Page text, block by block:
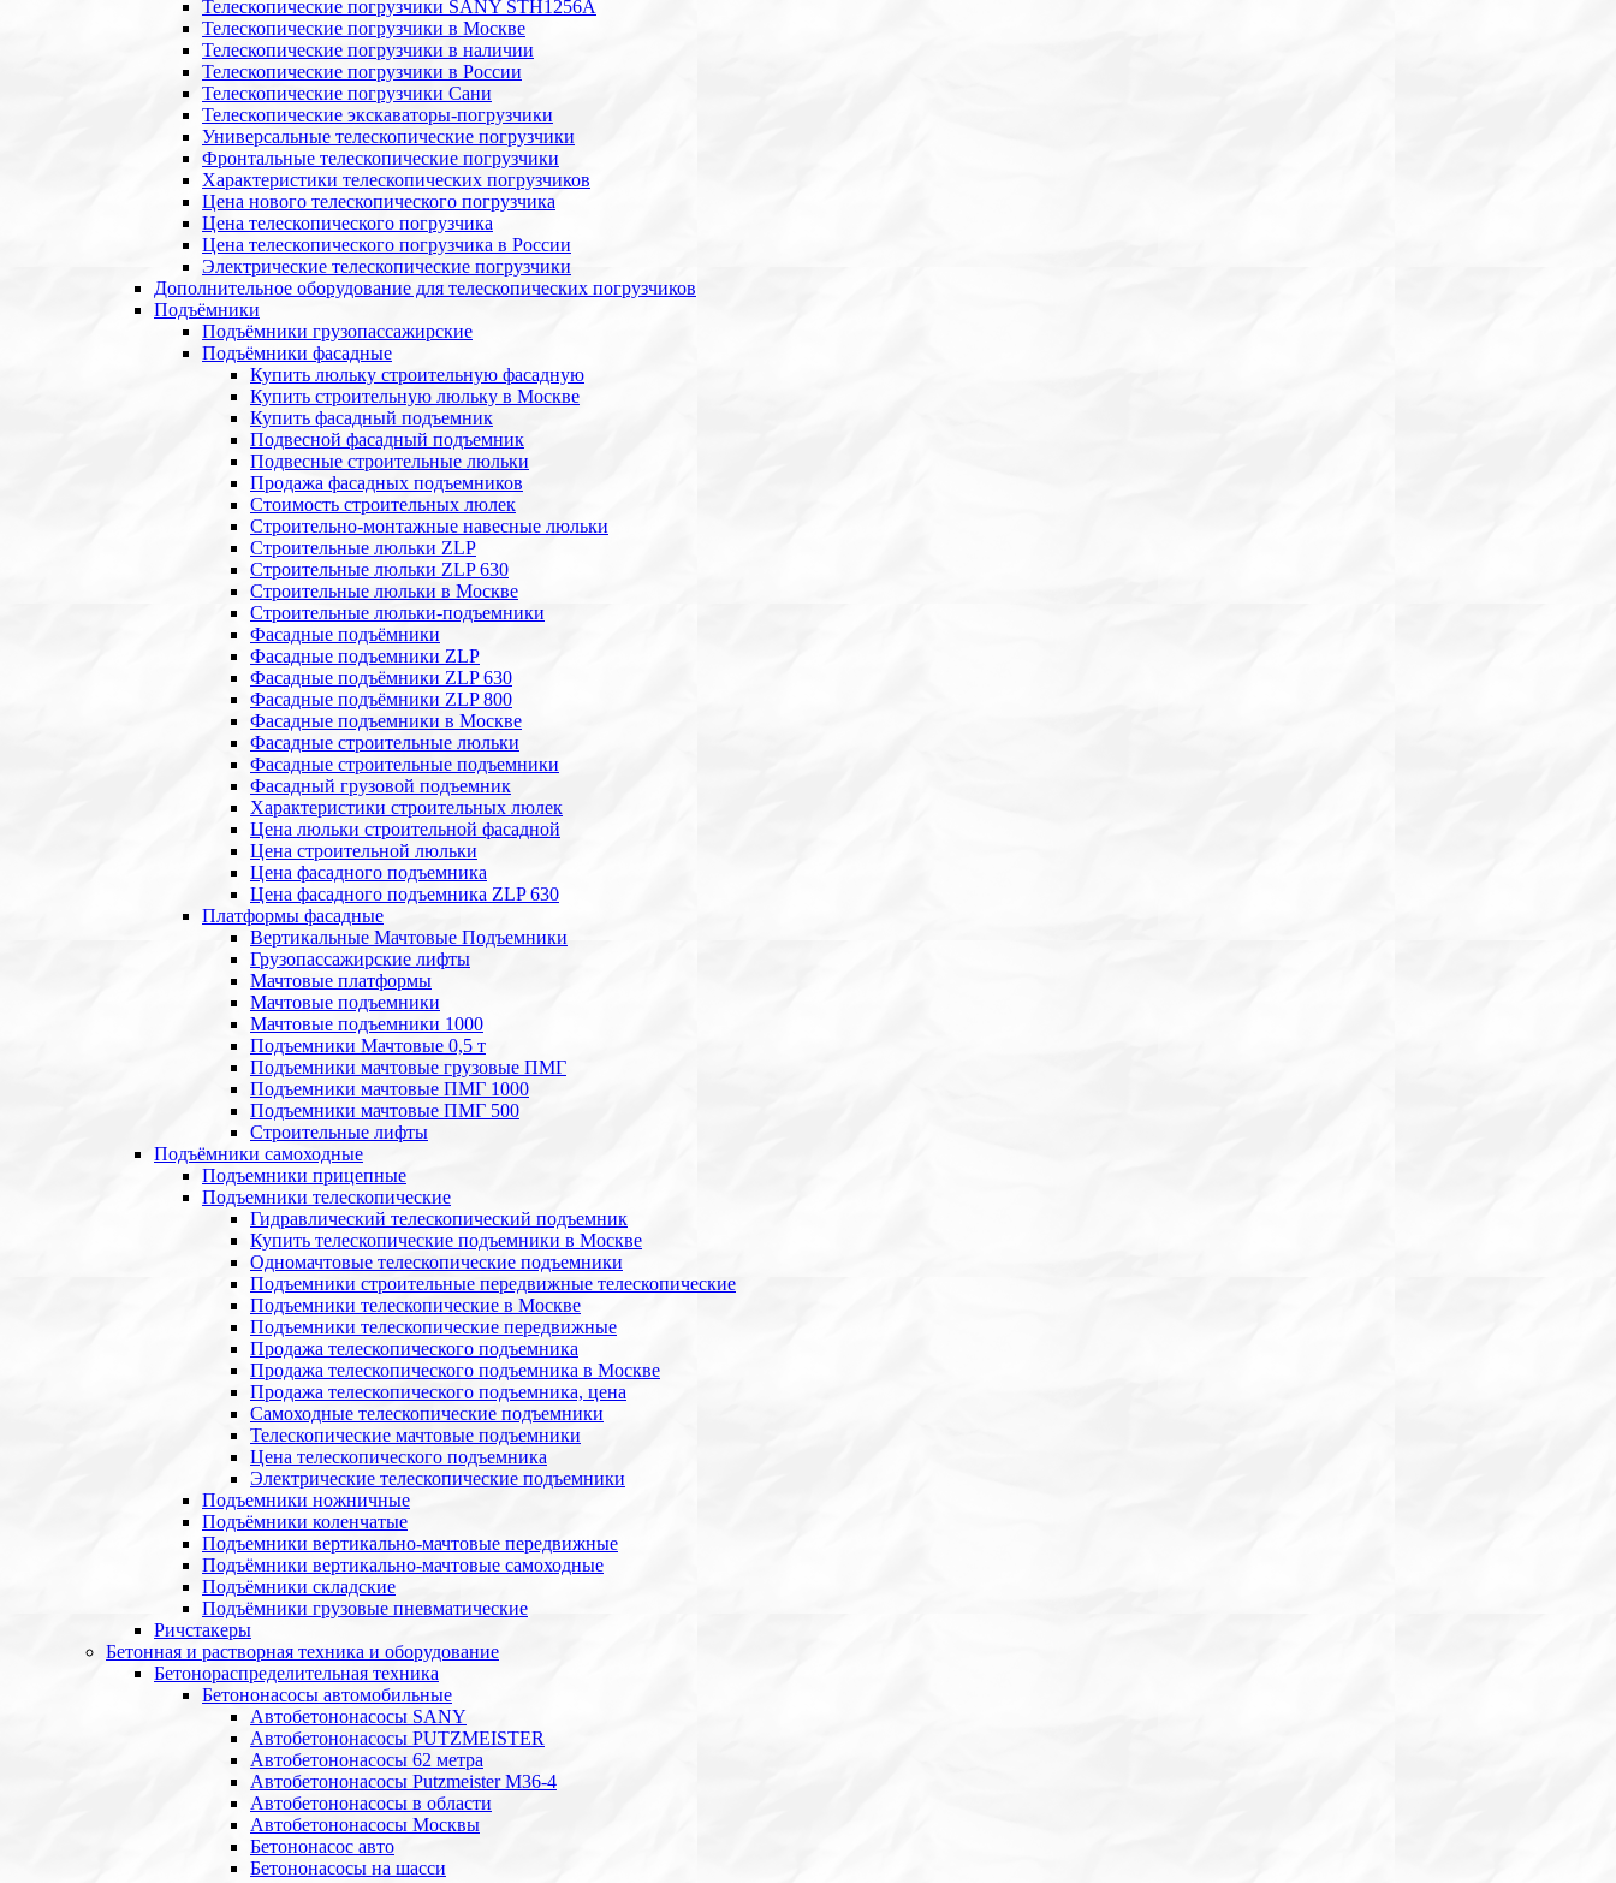
Телескопические погрузчики SANY STH1256A
Телескопические погрузчики в Москве
Телескопические погрузчики в наличии
Телескопические погрузчики в России
Телескопические погрузчики Сани
Телескопические экскаваторы-погрузчики
Универсальные телескопические погрузчики
Фронтальные телескопические погрузчики
Характеристики телескопических погрузчиков
Цена нового телескопического погрузчика
Цена телескопического погрузчика
Цена телескопического погрузчика в России
Электрические телескопические погрузчики
Дополнительное оборудование для телескопических погрузчиков
Подъёмники
Подъёмники грузопассажирские
Подъёмники фасадные
Купить люльку строительную фасадную
Купить строительную люльку в Москве
Купить фасадный подъемник
Подвесной фасадный подъемник
Подвесные строительные люльки
Продажа фасадных подъемников
Стоимость строительных люлек
Строительно-монтажные навесные люльки
Строительные люльки ZLP
Строительные люльки ZLP 630
Строительные люльки в Москве
Строительные люльки-подъемники
Фасадные подъёмники
Фасадные подъемники ZLP
Фасадные подъёмники ZLP 630
Фасадные подъёмники ZLP 800
Фасадные подъемники в Москве
Фасадные строительные люльки
Фасадные строительные подъемники
Фасадный грузовой подъемник
Характеристики строительных люлек
Цена люльки строительной фасадной
Цена строительной люльки
Цена фасадного подъемника
Цена фасадного подъемника ZLP 630
Платформы фасадные
Вертикальные Мачтовые Подъемники
Грузопассажирские лифты
Мачтовые платформы
Мачтовые подъемники
Мачтовые подъемники 1000
Подъемники Мачтовые 0,5 т
Подъемники мачтовые грузовые ПМГ
Подъемники мачтовые ПМГ 1000
Подъемники мачтовые ПМГ 500
Строительные лифты
Подъёмники самоходные
Подъемники прицепные
Подъемники телескопические
Гидравлический телескопический подъемник
Купить телескопические подъемники в Москве
Одномачтовые телескопические подъемники
Подъемники строительные передвижные телескопические
Подъемники телескопические в Москве
Подъемники телескопические передвижные
Продажа телескопического подъемника
Продажа телескопического подъемника в Москве
Продажа телескопического подъемника, цена
Самоходные телескопические подъемники
Телескопические мачтовые подъемники
Цена телескопического подъемника
Электрические телескопические подъемники
Подъемники ножничные
Подъёмники коленчатые
Подъемники вертикально-мачтовые передвижные
Подъёмники вертикально-мачтовые самоходные
Подъёмники складские
Подъёмники грузовые пневматические
Ричстакеры
Бетонная и растворная техника и оборудование
Бетонораспределительная техника
Бетононасосы автомобильные
Автобетононасосы SANY
Автобетононасосы PUTZMEISTER
Автобетононасосы 62 метра
Автобетононасосы Putzmeister M36-4
Автобетононасосы в области
Автобетононасосы Москвы
Бетононасос авто
Бетононасосы на шасси